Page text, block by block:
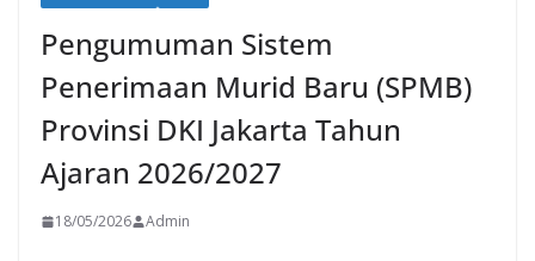
Pengumuman Sistem
Penerimaan Murid Baru (SPMB)
Provinsi DKI Jakarta Tahun
Ajaran 2026/2027
18/05/2026 Admin